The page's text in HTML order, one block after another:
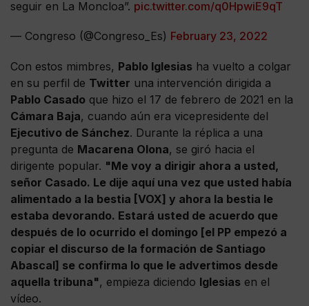
seguir en La Moncloa”. pic.twitter.com/q0HpwiE9qT
— Congreso (@Congreso_Es) February 23, 2022
Con estos mimbres, Pablo Iglesias ha vuelto a colgar
en su perfil de Twitter una intervención dirigida a
Pablo Casado que hizo el 17 de febrero de 2021 en la
Cámara Baja, cuando aún era vicepresidente del
Ejecutivo de Sánchez. Durante la réplica a una
pregunta de Macarena Olona, se giró hacia el
dirigente popular. "Me voy a dirigir ahora a usted,
señor Casado. Le dije aquí una vez que usted había
alimentado a la bestia [VOX] y ahora la bestia le
estaba devorando. Estará usted de acuerdo que
después de lo ocurrido el domingo [el PP empezó a
copiar el discurso de la formación de Santiago
Abascal] se confirma lo que le advertimos desde
aquella tribuna", empieza diciendo Iglesias en el
vídeo.